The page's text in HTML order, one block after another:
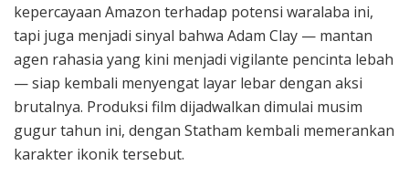
kepercayaan Amazon terhadap potensi waralaba ini,
tapi juga menjadi sinyal bahwa Adam Clay — mantan
agen rahasia yang kini menjadi vigilante pencinta lebah
— siap kembali menyengat layar lebar dengan aksi
brutalnya. Produksi film dijadwalkan dimulai musim
gugur tahun ini, dengan Statham kembali memerankan
karakter ikonik tersebut.